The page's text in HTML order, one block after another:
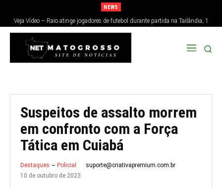
NEWS
Veja Vídeo – Raio atinge jogadores de futebol durante partida na Tailândia; 1
morre e 12 ficam feridos
Suspeitos de assalto morrem
em confronto com a Força
Tática em Cuiabá
Destaques Policial
suporte@criativapremium.com.br
10 de outubro de 2023